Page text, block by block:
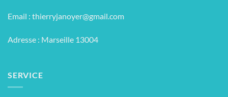
Email : thierryjanoyer@gmail.com
Adresse : Marseille 13004
SERVICE